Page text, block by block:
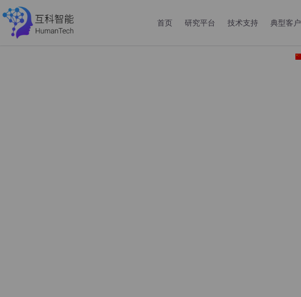
首页 研究平台 技术支持 典型客户